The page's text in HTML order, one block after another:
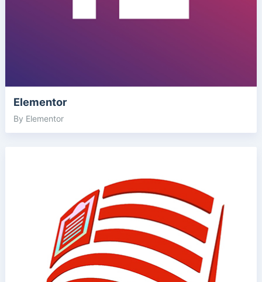
Elementor
By Elementor